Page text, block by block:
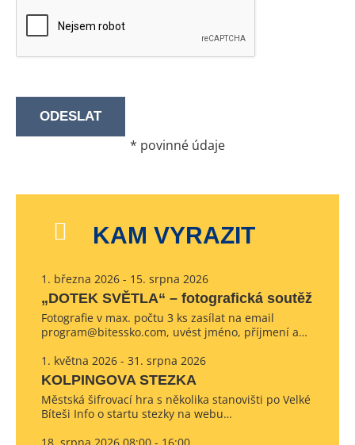
* povinné údaje
KAM VYRAZIT
1. března 2026 - 15. srpna 2026
„DOTEK SVĚTLA“ – fotografická soutěž
Fotografie v max. počtu 3 ks zasílat na email
program@bitessko.com, uvést jméno, příjmení a…
1. května 2026 - 31. srpna 2026
KOLPINGOVA STEZKA
Městská šifrovací hra s několika stanovišti po Velké
Bíteši Info o startu stezky na webu…